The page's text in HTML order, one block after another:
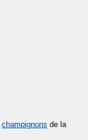
champignons de la